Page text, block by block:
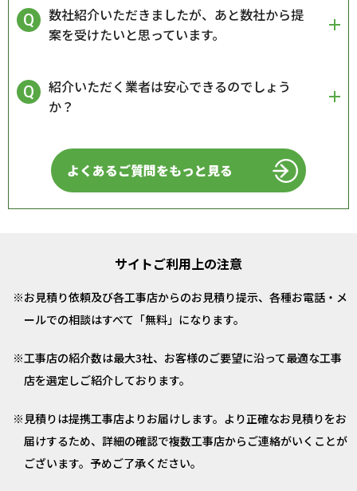
数社紹介いただきましたが、あと数社から提
案を受けたいと思っています。
紹介いただく業者は安心できるのでしょう
か？
よくあるご質問をもっと見る
サイトご利用上の注意
お見積り依頼及び各工事店からのお見積り提示、各種お電話・メ
ールでの相談はすべて「無料」になります。
工事店の紹介数は最大3社、お客様のご要望に沿って最適な工事
店を選定しご紹介しております。
見積りは提携工事店よりお届けします。より正確なお見積りをお
届けするため、詳細の確認で複数工事店からご連絡がいくことが
ございます。予めご了承ください。